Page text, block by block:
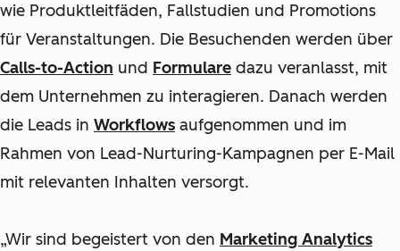
wie Produktleitfäden, Fallstudien und Promotions
für Veranstaltungen. Die Besuchenden werden über
Calls-to-Action und Formulare dazu veranlasst, mit
dem Unternehmen zu interagieren. Danach werden
die Leads in Workflows aufgenommen und im
Rahmen von Lead-Nurturing-Kampagnen per E-Mail
mit relevanten Inhalten versorgt.
„Wir sind begeistert von den Marketing Analytics